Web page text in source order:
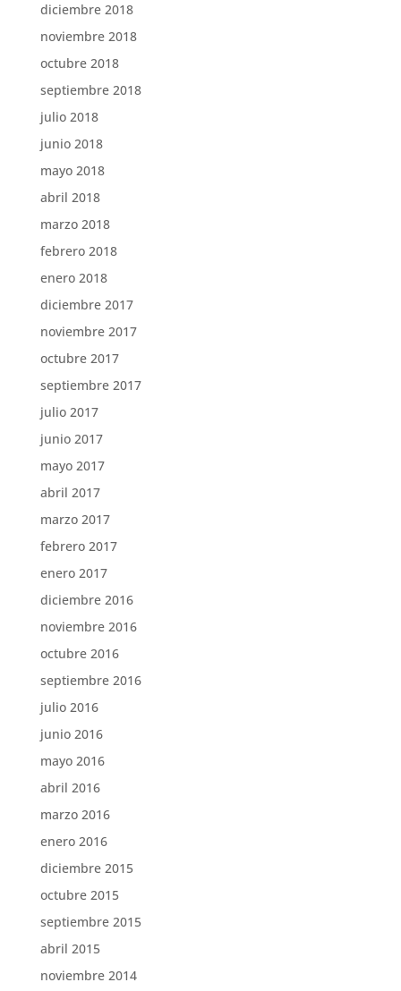
diciembre 2018
noviembre 2018
octubre 2018
septiembre 2018
julio 2018
junio 2018
mayo 2018
abril 2018
marzo 2018
febrero 2018
enero 2018
diciembre 2017
noviembre 2017
octubre 2017
septiembre 2017
julio 2017
junio 2017
mayo 2017
abril 2017
marzo 2017
febrero 2017
enero 2017
diciembre 2016
noviembre 2016
octubre 2016
septiembre 2016
julio 2016
junio 2016
mayo 2016
abril 2016
marzo 2016
enero 2016
diciembre 2015
octubre 2015
septiembre 2015
abril 2015
noviembre 2014